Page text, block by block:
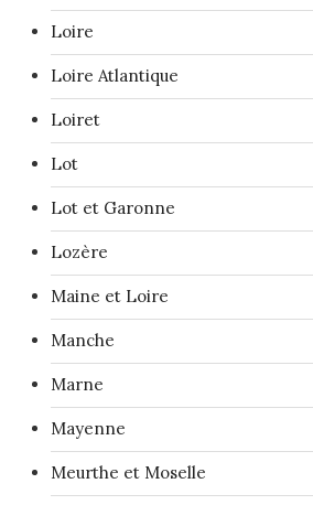
Loire
Loire Atlantique
Loiret
Lot
Lot et Garonne
Lozère
Maine et Loire
Manche
Marne
Mayenne
Meurthe et Moselle